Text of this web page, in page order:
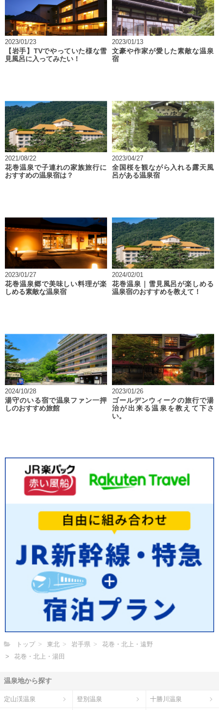
2023/01/23
【岩手】TVでやっていた様な雪
見風呂に入ってみたい！
2023/01/13
文豪や作家が愛した素敵な温泉
宿
2021/08/22
花巻温泉で子連れの家族旅行に
おすすめの温泉宿は？
2023/04/27
全国桜を観ながら入れる露天風
呂がある温泉宿
2023/01/27
花巻温泉郷で美味しい料理が楽
しめる素敵な温泉宿
2024/02/01
花巻温泉｜雪見風呂が楽しめる
温泉宿のおすすめを教えて！
2024/10/28
湯守のいる宿で温泉ファン一押
しのおすすめ旅館
2023/01/26
ゴールデンウィークの旅行で湯
治が出来る温泉を教えて下さ
い。
トップ 東北 岩手県
花巻・北上・遠野
花巻・北上・湯田
温泉地から探す
定山渓温泉 登別温泉 十勝川温泉